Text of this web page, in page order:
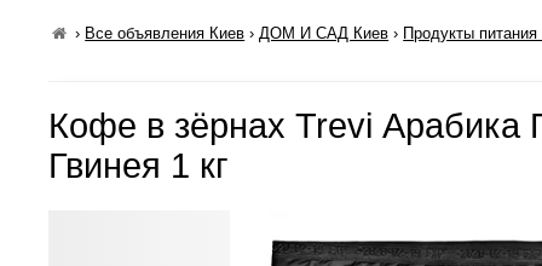
› Все объявления Киев ›ДОМ И САД Киев › Продукты
Кофе в зёрнах Trevi Арабика
Гвинея 1 кг